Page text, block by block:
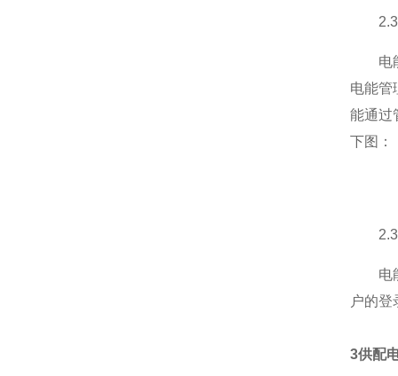
2.3.5
电能
电能管
能通过
下图：
2.3.6
电能
户的
3供配